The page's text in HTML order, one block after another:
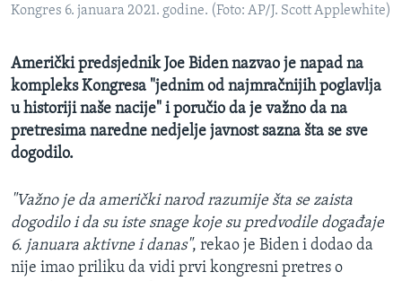
Jezici
Kongres 6. januara 2021. godine. (Foto: AP/J. Scott Applewhite)
Američki predsjednik Joe Biden nazvao je napad na
kompleks Kongresa "jednim od najmračnijih poglavlja
u historiji naše nacije" i poručio da je važno da na
pretresima naredne nedjelje javnost sazna šta se sve
dogodilo.
"Važno je da američki narod razumije šta se zaista
dogodilo i da su iste snage koje su predvodile događaje
6. januara aktivne i danas", rekao je Biden i dodao da
nije imao priliku da vidi prvi kongresni pretres o